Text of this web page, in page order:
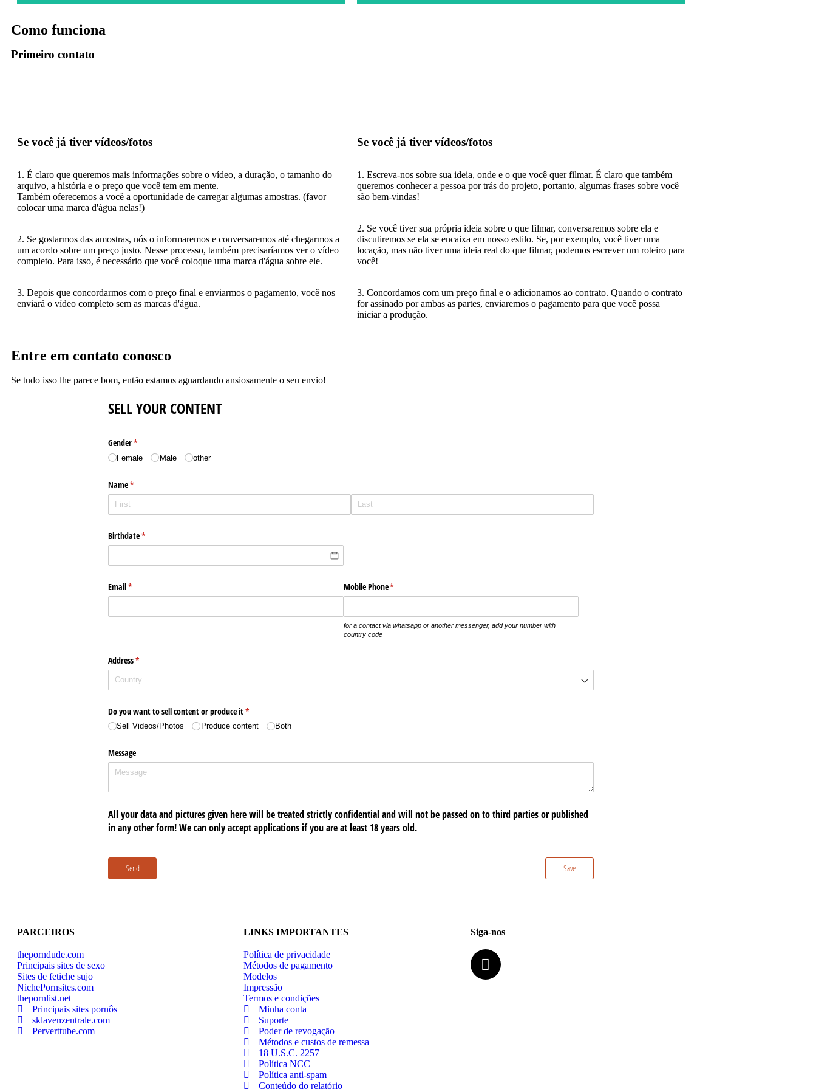
Como funciona
Primeiro contato
Se você já tiver vídeos/fotos
1. É claro que queremos mais informações sobre o vídeo, a duração, o tamanho do
arquivo, a história e o preço que você tem em mente.
Também oferecemos a você a oportunidade de carregar algumas amostras. (favor
colocar uma marca d'água nelas!)
2. Se gostarmos das amostras, nós o informaremos e conversaremos até chegarmos a
um acordo sobre um preço justo. Nesse processo, também precisaríamos ver o vídeo
completo. Para isso, é necessário que você coloque uma marca d'água sobre ele.
3. Depois que concordarmos com o preço final e enviarmos o pagamento, você nos
enviará o vídeo completo sem as marcas d'água.
Se você já tiver vídeos/fotos
1. Escreva-nos sobre sua ideia, onde e o que você quer filmar. É claro que também
queremos conhecer a pessoa por trás do projeto, portanto, algumas frases sobre você
são bem-vindas!
2. Se você tiver sua própria ideia sobre o que filmar, conversaremos sobre ela e
discutiremos se ela se encaixa em nosso estilo. Se, por exemplo, você tiver uma
locação, mas não tiver uma ideia real do que filmar, podemos escrever um roteiro para
você!
3. Concordamos com um preço final e o adicionamos ao contrato. Quando o contrato
for assinado por ambas as partes, enviaremos o pagamento para que você possa
iniciar a produção.
Entre em contato conosco
Se tudo isso lhe parece bom, então estamos aguardando ansiosamente o seu envio!
PARCEIROS
theporndude.com
Principais sites de sexo
Sites de fetiche sujo
NichePornsites.com
thepornlist.net
Principais sites pornôs
sklavenzentrale.com
Perverttube.com
LINKS IMPORTANTES
Política de privacidade
Métodos de pagamento
Modelos
Impressão
Termos e condições
Minha conta
Suporte
Poder de revogação
Métodos e custos de remessa
18 U.S.C. 2257
Política NCC
Política anti-spam
Conteúdo do relatório
Siga-nos